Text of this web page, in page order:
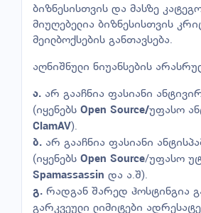
ბიზნესისთვის და მასზე
მიუღებელია ბიზნესისთვის
მეილბოქსების განთავსება.
აღნიშნული ნიუანსების
ა. არ გააჩნია ფასიანი
(იყენებს Open Source/უფასო
ClamAV).
ბ. არ გააჩნია ფასიანი
(იყენებს Open Source/უფასო
Spamassassin და ა.შ).
გ. რადგან შარედ ჰოსტინგია
გარკვეული ლიმიტები